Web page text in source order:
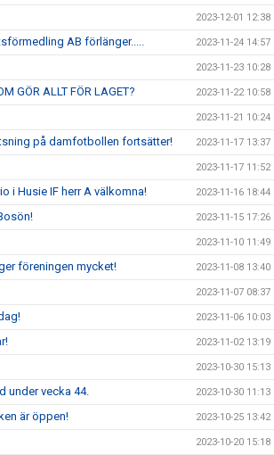
2023-12-01 12:38
AB förlänger..... 2023-11-24 14:57
2023-11-23 10:28
GÖR ALLT FÖR LAGET? 2023-11-22 10:58
2023-11-21 10:24
på damfotbollen fortsätter! 2023-11-17 13:37
2023-11-17 11:52
i Husie IF herr A välkomna! 2023-11-16 18:44
2023-11-15 17:26
2023-11-10 11:49
föreningen mycket! 2023-11-08 13:40
2023-11-07 08:37
2023-11-06 10:03
2023-11-02 13:19
2023-10-30 15:13
under vecka 44. 2023-10-30 11:13
är öppen! 2023-10-25 13:42
2023-10-20 15:18